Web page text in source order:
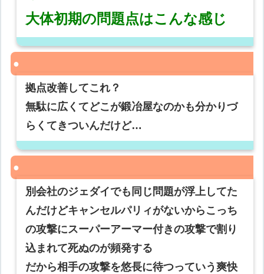
大体初期の問題点はこんな感じ
拠点改善してこれ？
無駄に広くてどこが鍛冶屋なのかも分かりづ
らくてきついんだけど…
別会社のジェダイでも同じ問題が浮上してた
んだけどキャンセルパリィがないからこっち
の攻撃にスーパーアーマー付きの攻撃で割り
込まれて死ぬのが頻発する
だから相手の攻撃を悠長に待つっていう爽快